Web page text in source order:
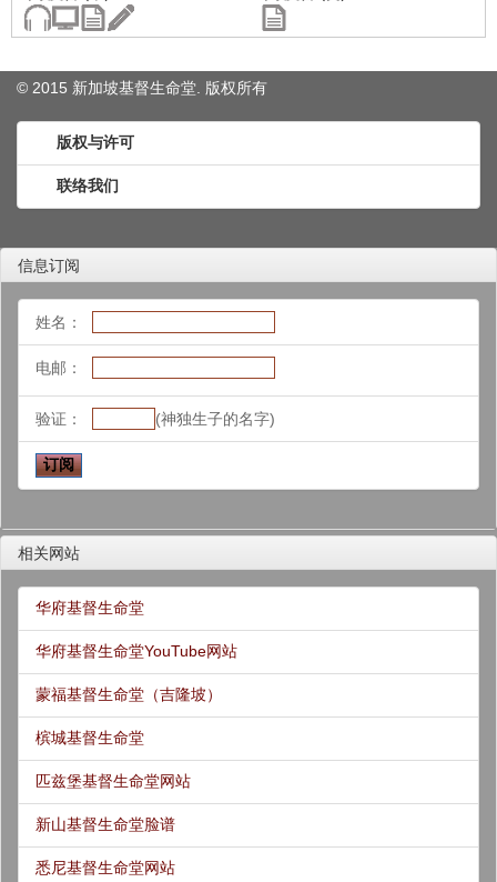
© 2015 新加坡基督生命堂. 版权所有
版权与许可
联络我们
信息订阅
姓名：
电邮：
验证： (神独生子的名字)
相关网站
华府基督生命堂
华府基督生命堂YouTube网站
蒙福基督生命堂（吉隆坡）
槟城基督生命堂
匹兹堡基督生命堂网站
新山基督生命堂脸谱
悉尼基督生命堂网站